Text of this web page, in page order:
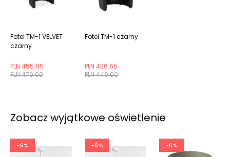
PLN 479.00
PLN 455.05
Fotel TM-1 VELVET
czarny
PLN 449.00
PLN 426.55
Fotel TM-1 czarny
Zobacz wyjątkowe oświetlenie
-6% -6% -6%